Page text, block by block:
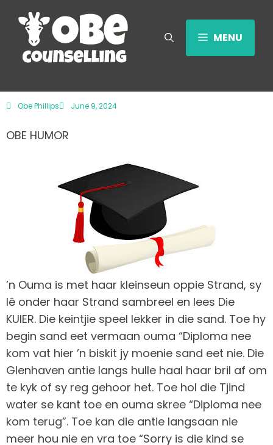
MENU
Obe Phillips June 9, 2024
OBE HUMOR
’n Ouma is met haar kleinseun oppie Strand, sy
lê onder haar Strand sambreel en lees Die
KUIER. Die keintjie speel lekker in die sand. Toe hy
begin sand eet vermaan ouma “Diploma nee
kom vat hier ’n biskit jy moenie sand eet nie. Die
Glenhaven antie langs hulle haal haar bril af om
te kyk of sy reg gehoor het. Toe hol die Tjind
water se kant toe en ouma skree “Diploma nee
kom terug”. Toe kan die antie langsaan nie
meer hou nie en vra toe “Sorry is die kind se